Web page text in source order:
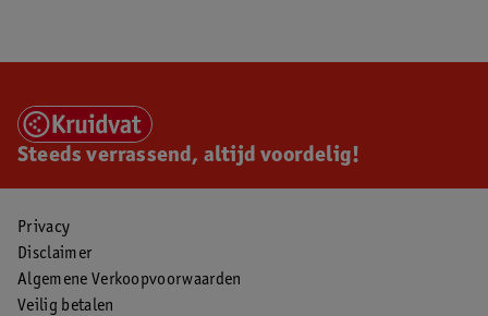
Steeds verrassend, altijd voordelig!
Privacy
Disclaimer
Algemene Verkoopvoorwaarden
Veilig betalen